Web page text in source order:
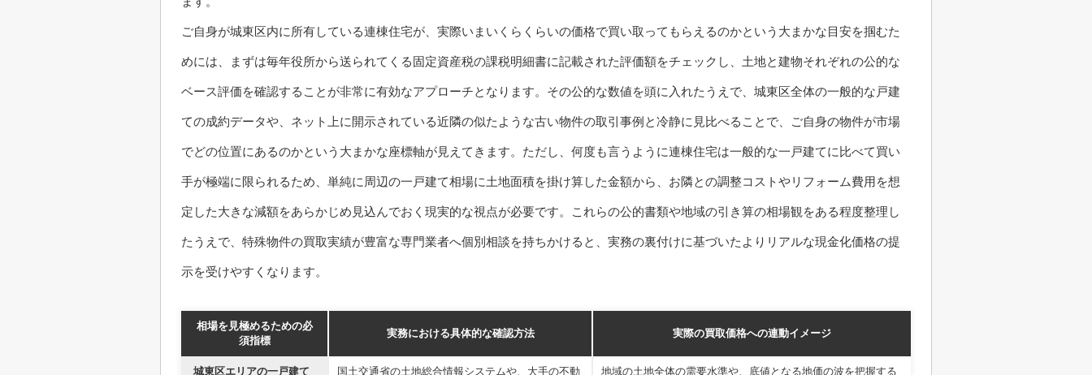
ご自身が城東区内に所有している連棟住宅が、実際いまいくらくらいの価格で買い取ってもらえるのかという大まかな目安を掴むた
めには、まずは毎年役所から送られてくる固定資産税の課税明細書に記載された評価額をチェックし、土地と建物それぞれの公的な
ベース評価を確認することが非常に有効なアプローチとなります。その公的な数値を頭に入れたうえで、城東区全体の一般的な戸建
ての成約データや、ネット上に開示されている近隣の似たような古い物件の取引事例と冷静に見比べることで、ご自身の物件が市場
でどの位置にあるのかという大まかな座標軸が見えてきます。ただし、何度も言うように連棟住宅は一般的な一戸建てに比べて買い
手が極端に限られるため、単純に周辺の一戸建て相場に土地面積を掛け算した金額から、お隣との調整コストやリフォーム費用を想
定した大きな減額をあらかじめ見込んでおく現実的な視点が必要です。これらの公的書類や地域の引き算の相場観をある程度整理し
たうえで、特殊物件の買取実績が豊富な専門業者へ個別相談を持ちかけると、実務の裏付けに基づいたよりリアルな現金化価格の提
示を受けやすくなります。
相場を見極めるための必
須指標
実務における具体的な確認方法 実際の買取価格への連動イメージ
城東区エリアの一戸建て 国土交通省の土地総合情報システムや、大手の不動 地域の土地全体の需要水準や、底値となる地価の波を把握する